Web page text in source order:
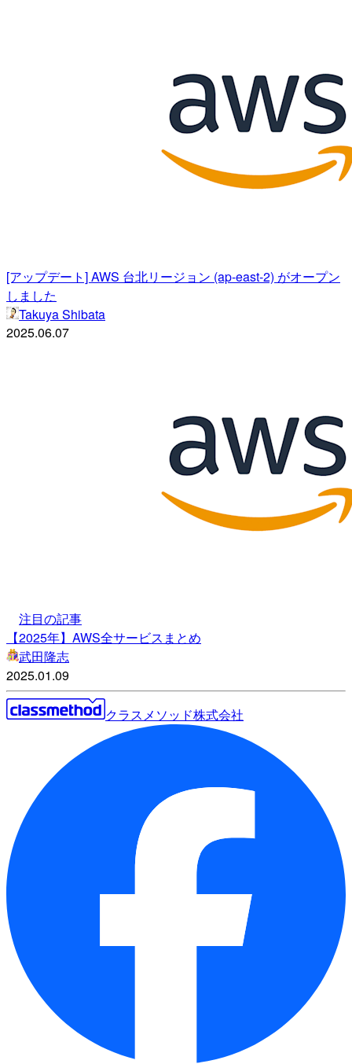
[アップデート] AWS 台北リージョン (ap-east-2) がオープン
しました
Takuya Shibata
2025.06.07
注目の記事
【2025年】AWS全サービスまとめ
武田隆志
2025.01.09
クラスメソッド株式会社